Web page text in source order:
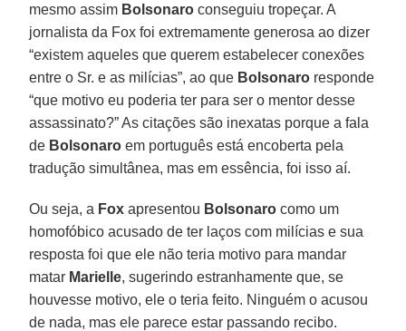
mesmo assim Bolsonaro conseguiu tropeçar. A
jornalista da Fox foi extremamente generosa ao dizer
“existem aqueles que querem estabelecer conexões
entre o Sr. e as milícias”, ao que Bolsonaro responde
“que motivo eu poderia ter para ser o mentor desse
assassinato?” As citações são inexatas porque a fala
de Bolsonaro em português está encoberta pela
tradução simultânea, mas em essência, foi isso aí.
Ou seja, a Fox apresentou Bolsonaro como um
homofóbico acusado de ter laços com milícias e sua
resposta foi que ele não teria motivo para mandar
matar Marielle, sugerindo estranhamente que, se
houvesse motivo, ele o teria feito. Ninguém o acusou
de nada, mas ele parece estar passando recibo.